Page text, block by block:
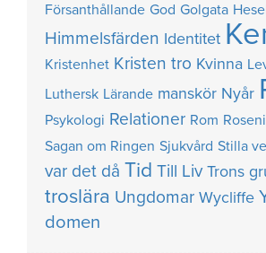
Försanthållande God Golgata
Himmelsfärden Identitet
Kristenhet Kristen tro Kvinna
Luthersk Lärande manskör Nyår
Psykologi Relationer Rom
Sagan om Ringen Sjukvård Stilla
var det då Tid Till Liv Trons
troslära Ungdomar Wycliffe
domen